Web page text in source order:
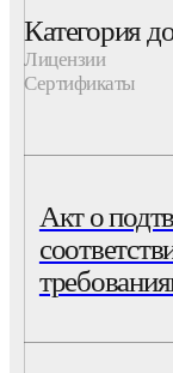
Категория
Лицензии
Сертификаты
Акт о